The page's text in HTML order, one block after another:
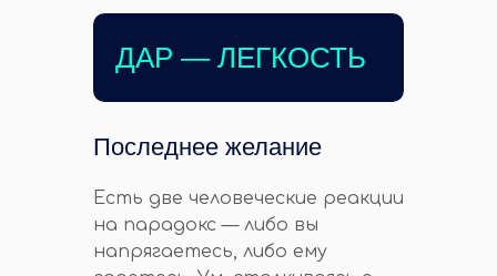
ДАР — ЛЕГКОСТЬ
Последнее желание
Есть две человеческие реакции
на парадокс — либо вы
напрягаетесь, либо ему